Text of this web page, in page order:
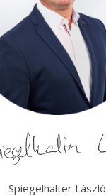
Spiegelhalter László